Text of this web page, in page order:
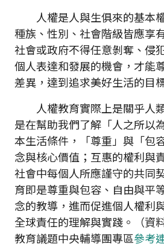
人權是人與生俱來的基本
種族、性別、社會階級皆應享
社會或政府不得任意剝奪、侵
個人表達和發展的機會，才能
差異，達到追求美好生活的目
人權教育實際上是關乎人
是在幫助我們了解「人之所以
本生活條件，「尊重」與「包
念與核心價值；互惠的權利與
社會中每個人所應謹守的共同
育即是尊重與包容、自由與平
念的教導，進而促進個人權利
全球責任的理解與實踐。（資
教育議題中央輔導團專區參考